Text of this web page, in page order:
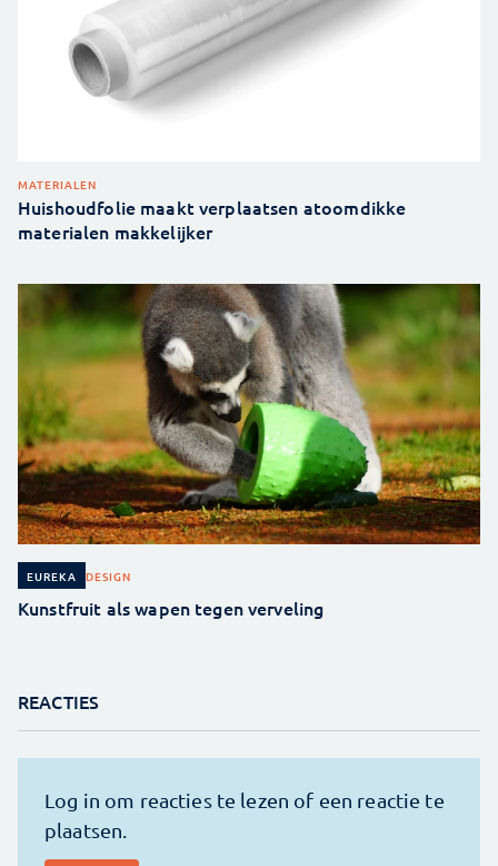
MATERIALEN
Huishoudfolie maakt verplaatsen atoomdikke
materialen makkelijker
EUREKA DESIGN
Kunstfruit als wapen tegen verveling
REACTIES